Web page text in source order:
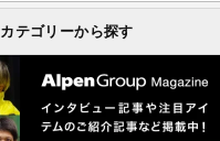
カテゴリーから探す